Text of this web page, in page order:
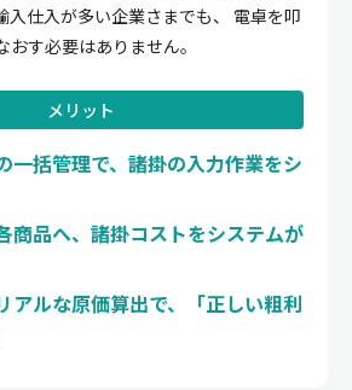
入仕入が多い企業さまでも、 電卓を叩
す必要はありません。
メリット
一括管理で、諸掛の入力作業をシ
商品へ、諸掛コストをシステムが
アルな原価算出で、「正しい粗利